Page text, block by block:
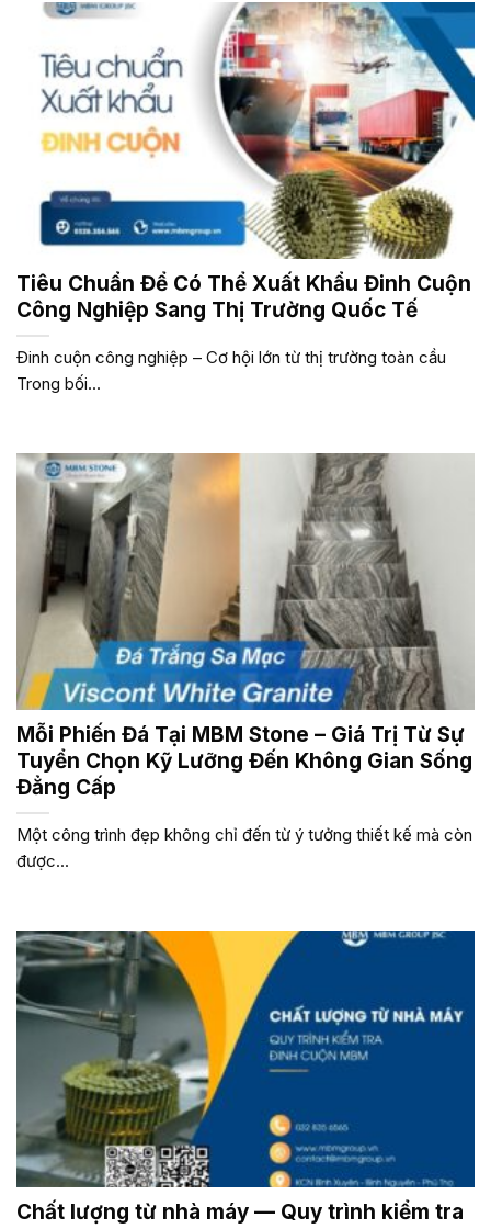
Tiêu Chuẩn Để Có Thể Xuất Khẩu Đinh Cuộn
Công Nghiệp Sang Thị Trường Quốc Tế
Đinh cuộn công nghiệp – Cơ hội lớn từ thị trường toàn cầu
Trong bối...
Mỗi Phiến Đá Tại MBM Stone – Giá Trị Từ Sự
Tuyển Chọn Kỹ Lưỡng Đến Không Gian Sống
Đẳng Cấp
Một công trình đẹp không chỉ đến từ ý tưởng thiết kế mà còn
được...
Chất lượng từ nhà máy — Quy trình kiểm tra